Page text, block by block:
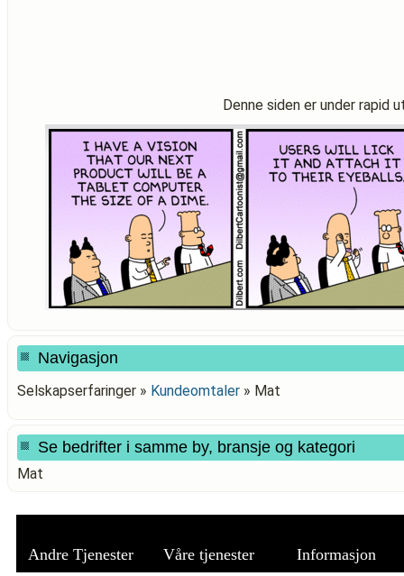
Denne siden er under rapid
Navigasjon
Selskapserfaringer » Kundeomtaler » Mat
Se bedrifter i samme by, bransje og kategori
Mat
Andre Tjenester Våre tjenester Informasjon